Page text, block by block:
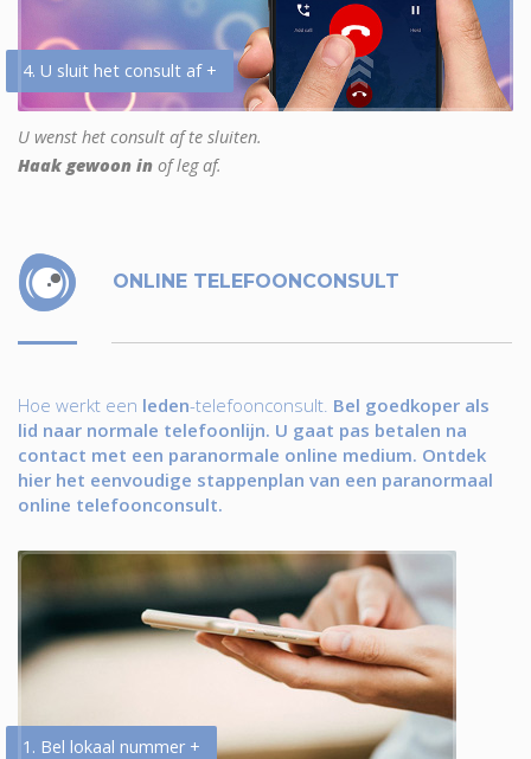
4. U sluit het consult af +
U wenst het consult af te sluiten.
Haak gewoon in of leg af.
ONLINE TELEFOONCONSULT
Hoe werkt een leden-telefoonconsult. Bel goedkoper als
lid naar normale telefoonlijn. U gaat pas betalen na
contact met een paranormale online medium. Ontdek
hier het eenvoudige stappenplan van een paranormaal
online telefoonconsult.
1. Bel lokaal nummer +